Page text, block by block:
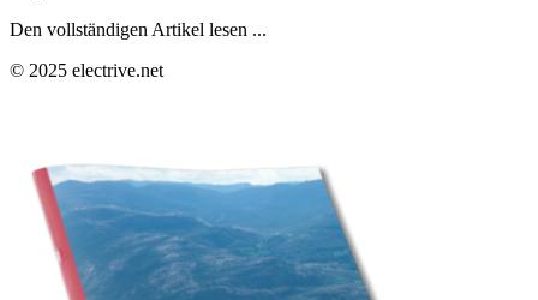
Den vollständigen Artikel lesen ...
© 2025 electrive.net